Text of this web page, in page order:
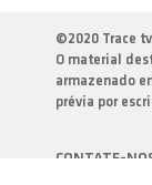
©2020 Trace
O material
armazenado
prévia por
CONTATE-